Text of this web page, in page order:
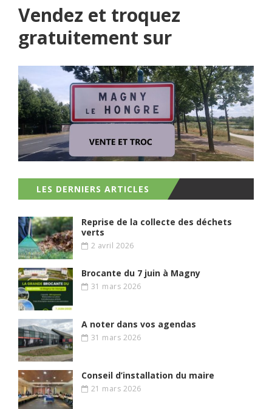
Vendez et troquez
gratuitement sur
LES DERNIERS ARTICLES
Reprise de la collecte des déchets
verts
2 avril 2026
Brocante du 7 juin à Magny
31 mars 2026
A noter dans vos agendas
31 mars 2026
Conseil d’installation du maire
21 mars 2026